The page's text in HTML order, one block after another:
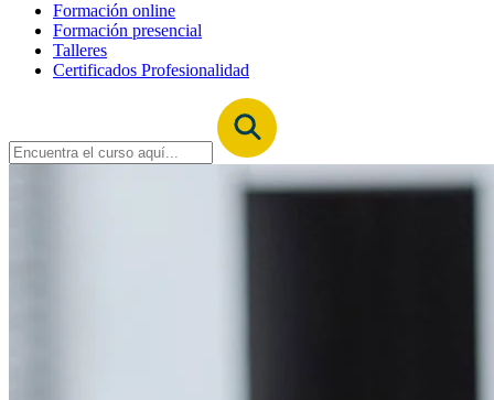
Formación online
Formación presencial
Talleres
Certificados Profesionalidad